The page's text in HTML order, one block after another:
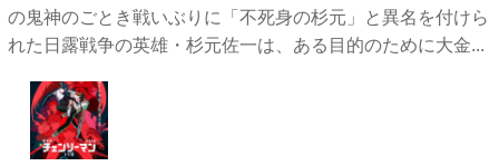
の鬼神のごとき戦いぶりに「不死身の杉元」と異名を付けら
れた日露戦争の英雄・杉元佐一は、ある目的のために大金...